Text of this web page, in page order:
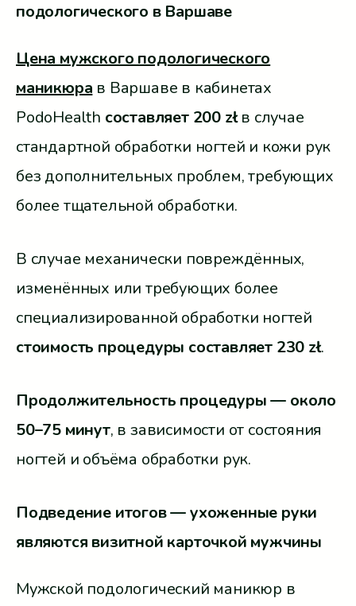
подологического в Варшаве
Цена мужского подологического
маникюрав Варшаве в кабинетах
PodoHealth составляет 200 złв случае
стандартной обработки ногтей и кожи рук
без дополнительных проблем, требующих
более тщательной обработки.
В случае механически повреждённых,
изменённых или требующих более
специализированной обработки ногтей
стоимость процедуры составляет 230 zł.
Продолжительность процедуры — около
50–75 минут, в зависимости от состояния
ногтей и объёма обработки рук.
Подведение итогов — ухоженные руки
являются визитной карточкой мужчины
Мужской подологический маникюр в